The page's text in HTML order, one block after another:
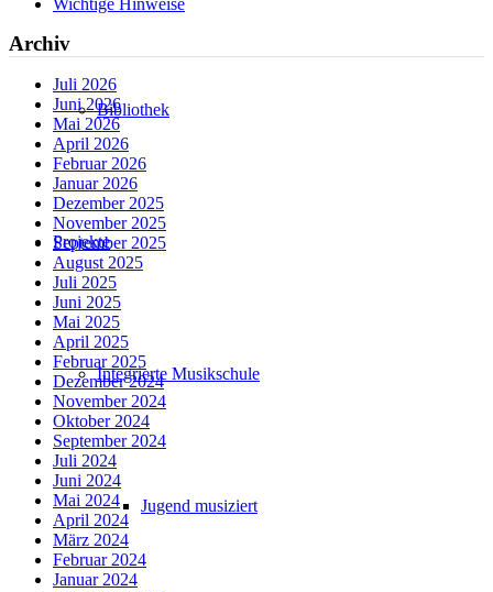
Bibliothek
Projekte
Integrierte Musikschule
Jugend musiziert
Archiv
Juli 2026
Juni 2026
Mai 2026
April 2026
Februar 2026
Januar 2026
Dezember 2025
November 2025
September 2025
August 2025
Juli 2025
Juni 2025
Mai 2025
April 2025
Februar 2025
Dezember 2024
November 2024
Oktober 2024
September 2024
Juli 2024
Juni 2024
Mai 2024
April 2024
März 2024
Februar 2024
Januar 2024